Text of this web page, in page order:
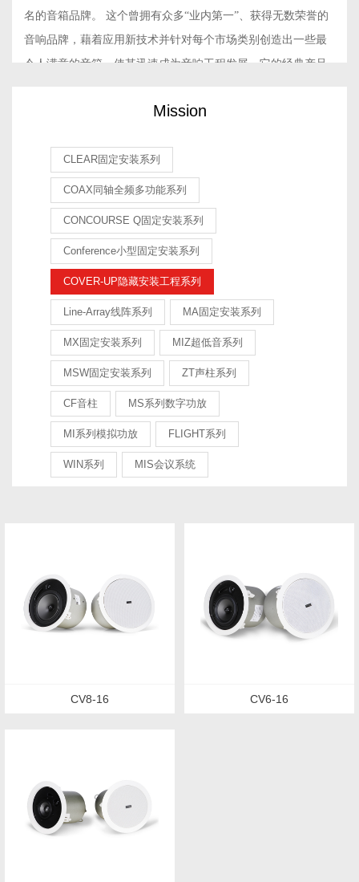
名的音箱品牌。 这个曾拥有众多“业内第一”、获得无数荣誉的
音响品牌，藉着应用新技术并针对每个市场类别创造出一些最
令人满意的音箱，使其迅速成为音响工程发展。它的经典产品
美声（Mission）音响一直把将录音讯号经过最少的隔膜带进人
耳，打造和传递最真实美好的声音作为自始至终的使命和追
求。 “我们注重的是家庭音乐再现，能够让听者在家中完全欣赏
音乐家的表演。这样的话，购买MISSION产品的客户才会热情
饱满的欣赏音乐表演，才会真正从我们的产品中获得享受。”
Peter Comeau 现任IAG全线品牌音响设计总监一位来自英国的世
界知名音箱设计师 Mission（美声）成立之初怀抱着设计和生产
出最能真实再现声音的音箱的坚定信念，投入到音响设计事业
中，并在公司初创时期，便拿到了不少音响界的“第一”：
第一家采用聚丙乙烯单元的音响公司： 1978年，Mission（美
声）推出的770系列扬声器，使Mission成为第一家采用聚丙乙烯
单元的音响公司，这个突破令它的产品获得很高的评价，这也
促生了Mission开发新科技与生产技术的光荣传统。
第一家采用直流藕合式唱臂及倒排单元扬声器的音响公司：
第一家设计出最快瞬变的MOSFET放大器的音响公司： 1981
年，打造直流供电前级，设计出拥有当时最快瞬变的MOSFET
放大器。
Mission
CLEAR固定安装系列
COAX同轴全频多功能系列
CONCOURSE Q固定安装系列
Conference小型固定安装系列
COVER-UP隐藏安装工程系列
Line-Array线阵系列 MA固定安装系列
MX固定安装系列 MIZ超低音系列
MSW固定安装系列 ZT声柱系列
CF音柱 MS系列数字功放
MI系列模拟功放 FLIGHT系列
WIN系列 MIS会议系统
CV8-16 CV6-16